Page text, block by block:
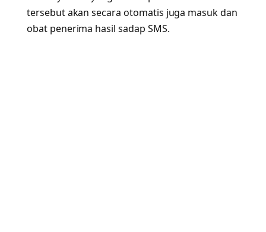
tersebut akan secara otomatis juga masuk dan
obat penerima hasil sadap SMS.